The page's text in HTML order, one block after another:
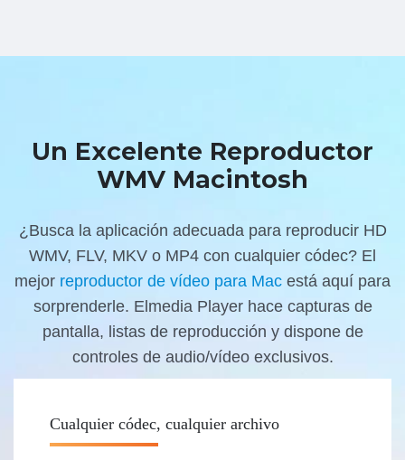
Un Excelente Reproductor
WMV Macintosh
¿Busca la aplicación adecuada para reproducir HD
WMV, FLV, MKV o MP4 con cualquier códec? El
mejor reproductor de vídeo para Mac está aquí para
sorprenderle. Elmedia Player hace capturas de
pantalla, listas de reproducción y dispone de
controles de audio/vídeo exclusivos.
Cualquier códec, cualquier archivo